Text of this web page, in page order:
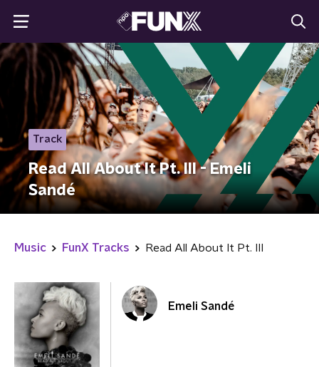
Track
Read All About It Pt. III - Emeli
Sandé
Music FunX Tracks Read All About It Pt. III
Emeli Sandé